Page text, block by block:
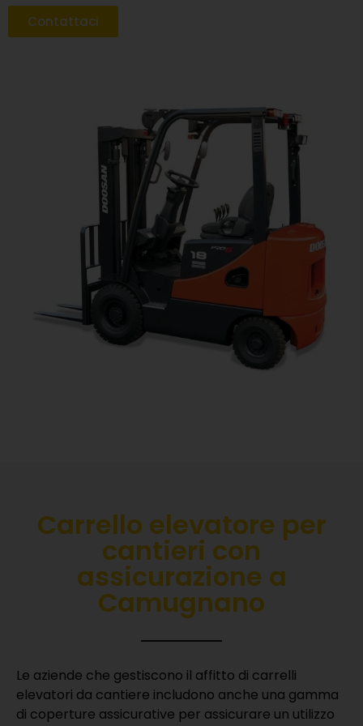
Contattaci
Carrello elevatore per
cantieri con
assicurazione a
Camugnano
Le aziende che gestiscono il affitto di carrelli
elevatori da cantiere includono anche una gamma
di coperture assicurative per assicurare un utilizzo